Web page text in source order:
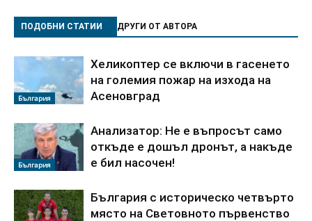
ПОДОБНИ СТАТИИ ДРУГИ ОТ АВТОРА
България
Хеликоптер се включи в гасенето
на големия пожар на изхода на
Асеновград
България
Анализатор: Не е въпросът само
откъде е дошъл дронът, а накъде
е бил насочен!
България с историческо четвърто
място на Световното първенство